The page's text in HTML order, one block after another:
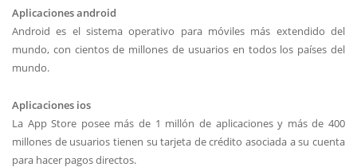
Aplicaciones android
Android es el sistema operativo para móviles más extendido del
mundo, con cientos de millones de usuarios en todos los países del
mundo.
Aplicaciones ios
La App Store posee más de 1 millón de aplicaciones y más de 400
millones de usuarios tienen su tarjeta de crédito asociada a su cuenta
para hacer pagos directos.